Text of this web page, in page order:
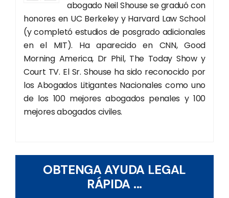
abogado Neil Shouse se graduó con
honores en UC Berkeley y Harvard Law School
(y completó estudios de posgrado adicionales
en el MIT). Ha aparecido en CNN, Good
Morning America, Dr Phil, The Today Show y
Court TV. El Sr. Shouse ha sido reconocido por
los Abogados Litigantes Nacionales como uno
de los 100 mejores abogados penales y 100
mejores abogados civiles.
OBTENGA AYUDA LEGAL
RÁPIDA ...